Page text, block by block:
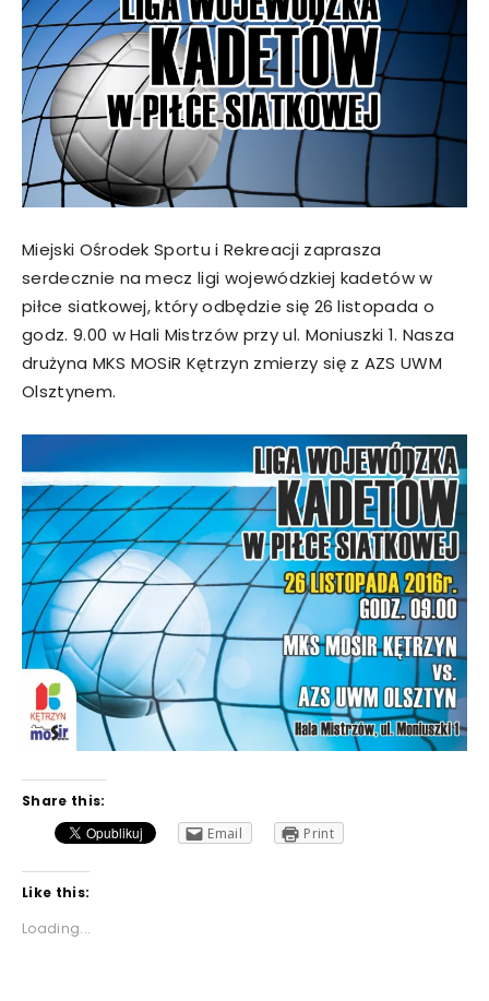
Miejski Ośrodek Sportu i Rekreacji zaprasza
serdecznie na mecz ligi wojewódzkiej kadetów w
piłce siatkowej, który odbędzie się 26 listopada o
godz. 9.00 w Hali Mistrzów przy ul. Moniuszki 1. Nasza
drużyna MKS MOSiR Kętrzyn zmierzy się z AZS UWM
Olsztynem.
Share this:
Email
Print
Like this:
Loading...